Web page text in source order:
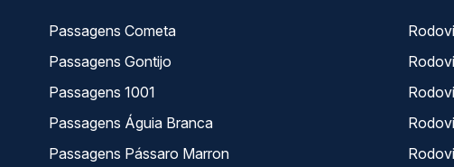
Passagens Cometa
Passagens Gontijo
Passagens 1001
Passagens Águia Branca
Passagens Pássaro Marron